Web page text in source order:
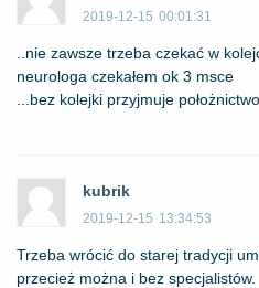
2019-12-15 00:01:31
..nie zawsze trzeba czekać w
neurologa czekałem ok 3 msce
...bez kolejki przyjmuje
kubrik
2019-12-15 13:34:53
Trzeba wrócić do starej tradycji
przecież można i bez specjalistów.